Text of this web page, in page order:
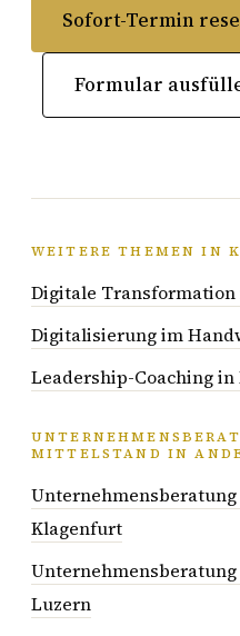
Sofort-Termin
Formular
WEITERE THEMEN IN
Digitale
Digitalisierung im
Leadership-Coaching in
MITTELSTAND IN
Klagenfurt
Luzern